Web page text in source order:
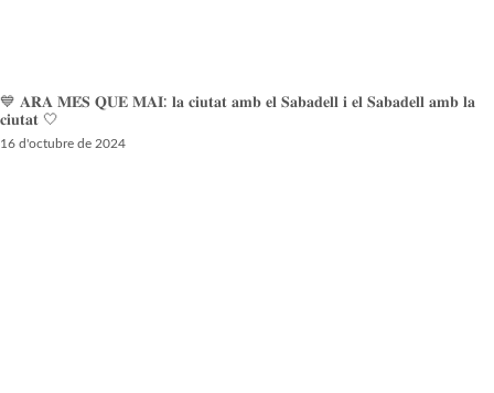
💙 𝐀𝐑𝐀 𝐌𝐄́𝐒 𝐐𝐔𝐄 𝐌𝐀𝐈: 𝐥𝐚 𝐜𝐢𝐮𝐭𝐚𝐭 𝐚𝐦𝐛 𝐞𝐥 𝐒𝐚𝐛𝐚𝐝𝐞𝐥𝐥 𝐢 𝐞𝐥 𝐒𝐚𝐛𝐚𝐝𝐞𝐥𝐥 𝐚𝐦𝐛 𝐥𝐚
𝐜𝐢𝐮𝐭𝐚𝐭 🤍
16 d'octubre de 2024